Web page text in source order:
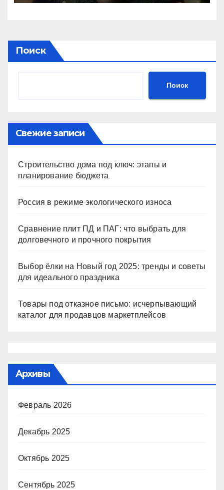
Поиск
Поиск
Свежие записи
Строительство дома под ключ: этапы и
планирование бюджета
Россия в режиме экологического износа
Сравнение плит ПД и ПАГ: что выбрать для
долговечного и прочного покрытия
Выбор ёлки на Новый год 2025: тренды и советы
для идеального праздника
Товары под отказное письмо: исчерпывающий
каталог для продавцов маркетплейсов
Архивы
Февраль 2026
Декабрь 2025
Октябрь 2025
Сентябрь 2025